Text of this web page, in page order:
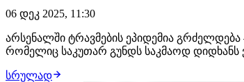
06 დეკ 2025, 11:30
არსენალში ტრავმების ეპიდემია
რომელიც საკუთარ გუნდს საკმაოდ
სრულად